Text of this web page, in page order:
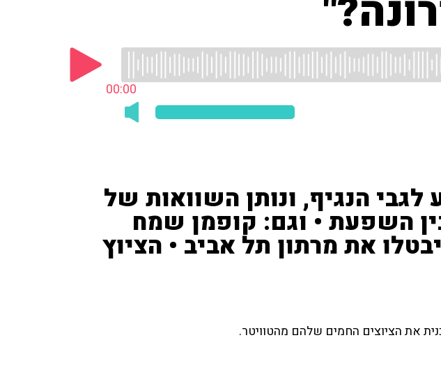
00:00
לגבי הנגיף, ונותן השוואות של
השפעת • וגם: קופמן שמח
את מרתון תל אביב • הציוץ
את הציוצים החמים שלהם מהטוויטר.